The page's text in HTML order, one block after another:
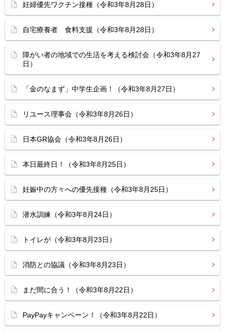
妊婦優先ワクチン接種（令和3年8月28日）
自宅療養者 食料支援（令和3年8月28日）
障がい者の地域での生活を考える検討会（令和3年8月27
日）
「金のなまず」中学生企画！（令和3年8月27日）
リユース理事会（令和3年8月26日）
日本GR協会（令和3年8月26日）
本日最終日！（令和3年8月25日）
妊娠中の方々への優先接種（令和3年8月25日）
潜水訓練（令和3年8月24日）
トイレが（令和3年8月23日）
消防との協議（令和3年8月23日）
まだ間に合う！（令和3年8月22日）
PayPayキャンペーン！（令和3年8月22日）